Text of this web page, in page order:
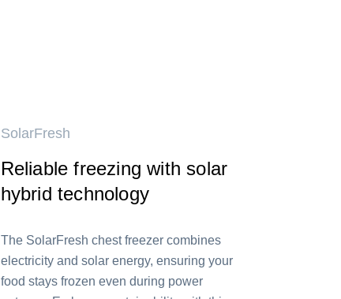
SolarFresh
Reliable freezing with solar
hybrid technology
The SolarFresh chest freezer combines
electricity and solar energy, ensuring your
food stays frozen even during power